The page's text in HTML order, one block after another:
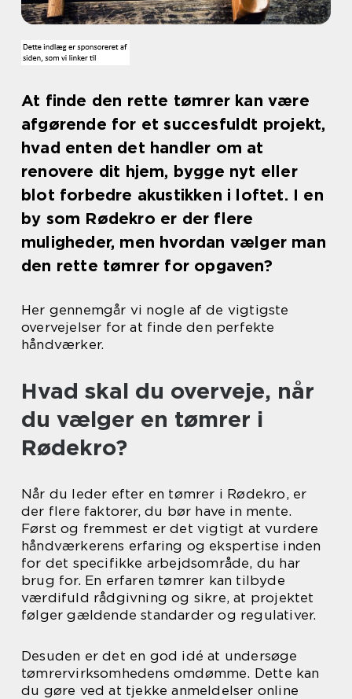
At finde den rette tømrer kan være
afgørende for et succesfuldt projekt,
hvad enten det handler om at
renovere dit hjem, bygge nyt eller
blot forbedre akustikken i loftet. I en
by som Rødekro er der flere
muligheder, men hvordan vælger man
den rette tømrer for opgaven?
Her gennemgår vi nogle af de vigtigste
overvejelser for at finde den perfekte
håndværker.
Hvad skal du overveje, når
du vælger en tømrer i
Rødekro?
Når du leder efter en tømrer i Rødekro, er
der flere faktorer, du bør have in mente.
Først og fremmest er det vigtigt at vurdere
håndværkerens erfaring og ekspertise inden
for det specifikke arbejdsområde, du har
brug for. En erfaren tømrer kan tilbyde
værdifuld rådgivning og sikre, at projektet
følger gældende standarder og regulativer.
Desuden er det en god idé at undersøge
tømrervirksomhedens omdømme. Dette kan
du gøre ved at tjekke anmeldelser online